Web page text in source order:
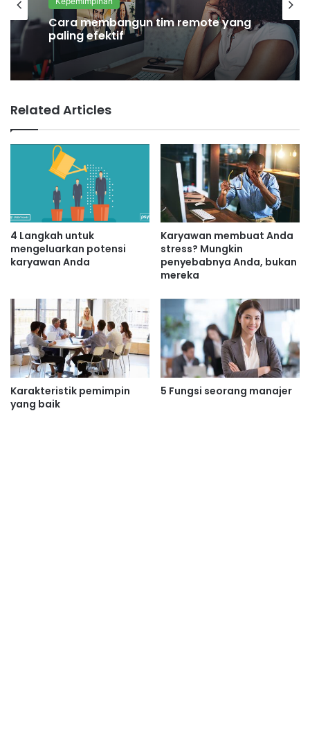
Kepemimpinan
paling efektif
Kepemimpinan
Struktur organisasi adalah:
Pengertian dan jenisnya
Related Articles
4 Langkah untuk
mengeluarkan potensi
karyawan Anda
Karyawan membuat Anda
stress? Mungkin
penyebabnya Anda, bukan
mereka
Karakteristik pemimpin
yang baik
5 Fungsi seorang manajer